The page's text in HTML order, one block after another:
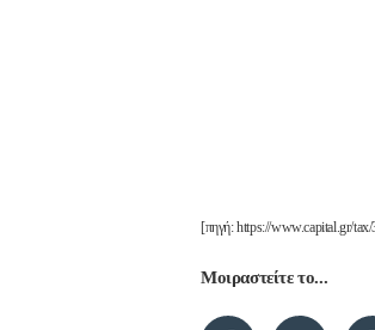
[πηγή: https://www.capital.gr/
Μοιραστείτε το...